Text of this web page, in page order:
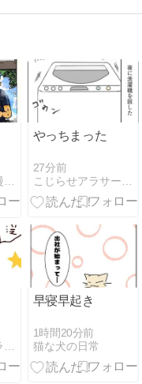
運び屋ゆきたの漫画な日常
やっちまった
27分前
魅惑のここっとライフ
早寝早起き
1時間20分前
猫な犬の日常